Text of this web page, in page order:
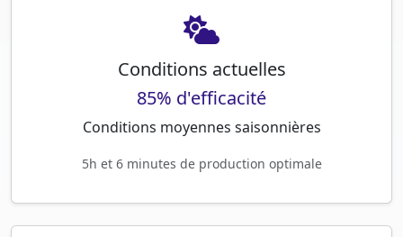
Conditions actuelles
85% d'efficacité
Conditions moyennes saisonnières
5h et 6 minutes de production optimale